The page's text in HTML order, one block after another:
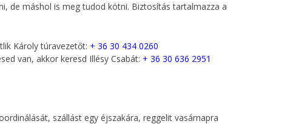
de máshol is meg tudod kötni. Biztosítás tartalmazza a
Károly túravezetőt: + 36 30 434 0260
van, akkor keresd Illésy Csabát: + 36 30 636 2951
szállást egy éjszakára, reggelit vasárnapra